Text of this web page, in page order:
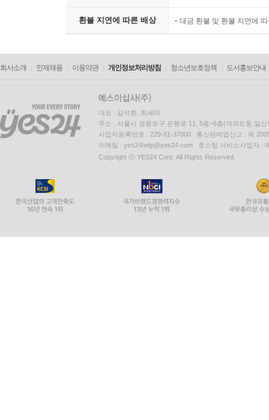
환불 지연에 따른 배상 대금 환불 및 환불 지연에
회사소개 인재채용 이용약관 개인정보처리방침 청소년보호정책 도서홍보안내
대표 : 김석환, 최세라
주소 : 서울시 영등포구 은행로 11, 5층~6층(여의도동,일신
사업자등록번호 : 229-81-37000 통신판매업신고 : 제
이메일 : yes24help@yes24.com 호스팅 서비스사업자 :
Copyright ⓒ YES24 Corp. All Rights Reserved.